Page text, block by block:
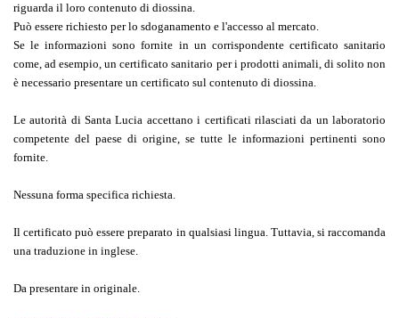
riguarda il loro contenuto di diossina.
Può essere richiesto per lo sdoganamento e l'accesso al mercato.
Se le informazioni sono fornite in un corrispondente certificato sanitario
come, ad esempio, un certificato sanitario per i prodotti animali, di solito non
è necessario presentare un certificato sul contenuto di diossina.
Le autorità di Santa Lucia accettano i certificati rilasciati da un laboratorio
competente del paese di origine, se tutte le informazioni pertinenti sono
fornite.
Nessuna forma specifica richiesta.
Il certificato può essere preparato in qualsiasi lingua. Tuttavia, si raccomanda
una traduzione in inglese.
Da presentare in originale.